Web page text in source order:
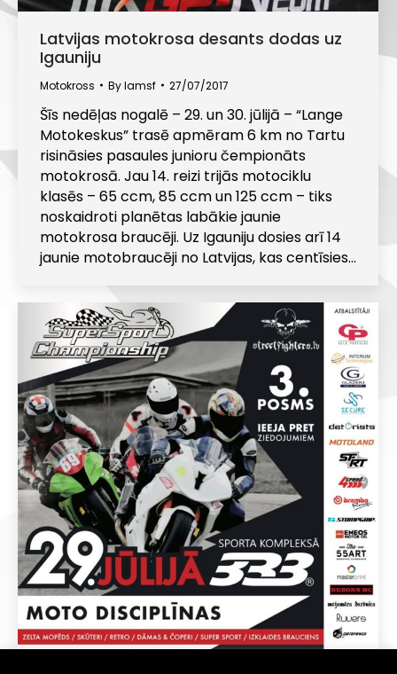
Latvijas motokrosa desants dodas uz
Igauniju
Motokross Bylamsf 27/07/2017
Šīs nedēļas nogalē – 29. un 30. jūlijā – “Lange
Motokeskus” trasē apmēram 6 km no Tartu
risināsies pasaules junioru čempionāts
motokrosā. Jau 14. reizi trijās motociklu
klasēs – 65 ccm, 85 ccm un 125 ccm – tiks
noskaidroti planētas labākie jaunie
motokrosa braucēji. Uz Igauniju dosies arī 14
jaunie motobraucēji no Latvijas, kas centīsies…